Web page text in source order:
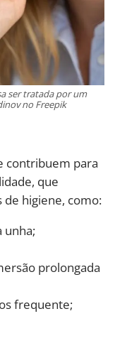
ser tratada por um
no Freepik
contribuem para
que
higiene, como:
unha;
prolongada
frequente;